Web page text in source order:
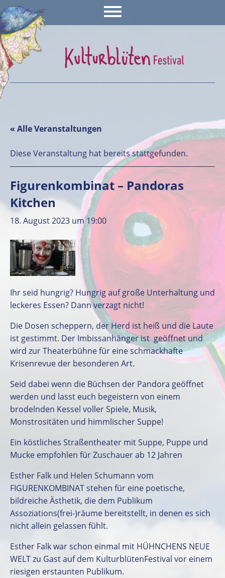
« Alle Veranstaltungen
Diese Veranstaltung hat bereits stattgefunden.
Figurenkombinat – Pandoras
Kitchen
18. August 2023 um 19:00
Ihr seid hungrig? Hungrig auf große Unterhaltung und
leckeres Essen? Dann verzagt nicht!
Die Dosen scheppern, der Herd ist heiß und die Laute
ist gestimmt. Der Imbissanhänger ist geöffnet und
wird zur Theaterbühne für eine schmackhafte
Krisenrevue der besonderen Art.
Seid dabei wenn die Büchsen der Pandora geöffnet
werden und lasst euch begeistern von einem
brodelnden Kessel voller Spiele, Musik,
Monstrositäten und himmlischer Suppe!
Ein köstliches Straßentheater mit Suppe, Puppe und
Mucke empfohlen für Zuschauer ab 12 Jahren
Esther Falk und Helen Schumann vom
FIGURENKOMBINAT stehen für eine poetische,
bildreiche Ästhetik, die dem Publikum
Assoziations(frei-)räume bereitstellt, in denen es sich
nicht allein gelassen fühlt.
Esther Falk war schon einmal mit HÜHNCHENS NEUE
WELT zu Gast auf dem KulturblütenFestival vor einem
riesigen erstaunten Publikum.